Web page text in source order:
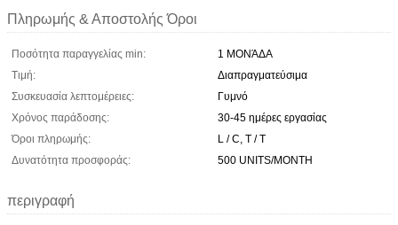
Πληρωμής & Αποστολής Όροι
Ποσότητα παραγγελίας min:
1 ΜΟΝΆΔΑ
Τιμή:
Διαπραγματεύσιμα
Συσκευασία λεπτομέρειες:
Γυμνό
Χρόνος παράδοσης:
30-45 ημέρες εργασίας
Όροι πληρωμής:
L / C, T / T
Δυνατότητα προσφοράς:
500 UNITS/MONTH
περιγραφή